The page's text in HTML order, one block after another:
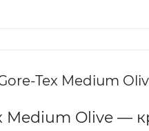
Tex Medium
Medium Olive —